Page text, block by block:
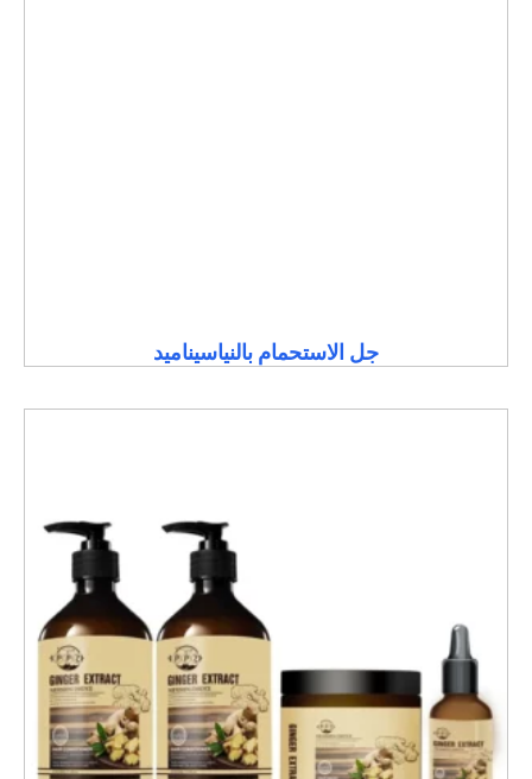
جل الاستحمام بالنياسيناميد